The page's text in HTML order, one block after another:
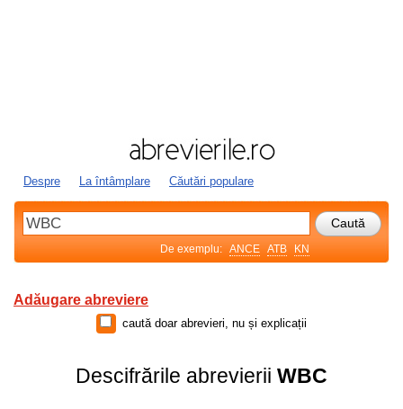
Despre La întâmplare Căutări populare
De exemplu: ANCE ATB KN
Adăugare abreviere
caută doar abrevieri, nu și explicații
Descifrările abrevierii WBC